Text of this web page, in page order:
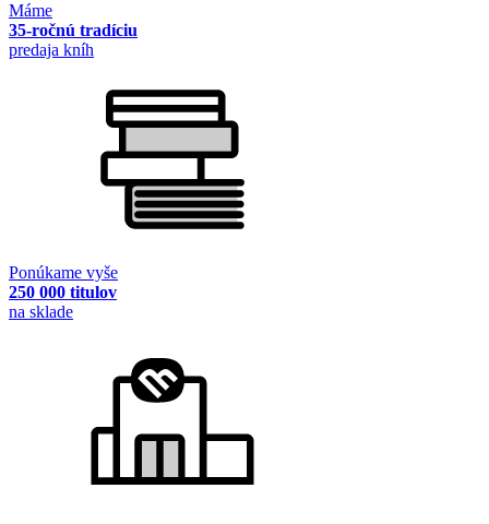
Máme
35-ročnú tradíciu
predaja kníh
Ponúkame vyše
250 000 titulov
na sklade